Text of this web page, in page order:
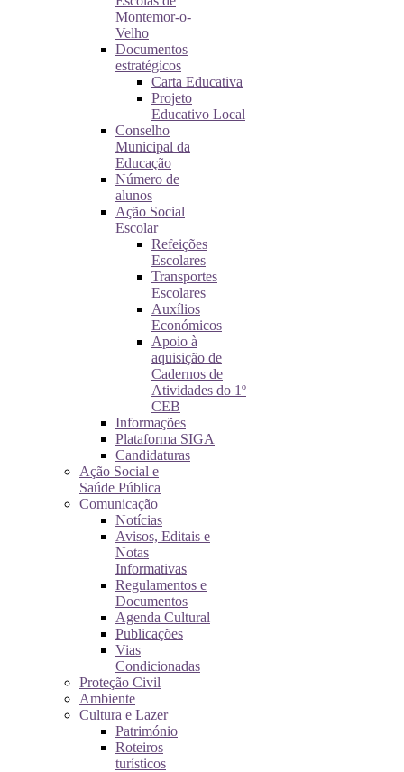
Montemor-o-
Velho
Documentos
estratégicos
Carta Educativa
Projeto
Educativo Local
Conselho
Municipal da
Educação
Número de
alunos
Ação Social
Escolar
Refeições
Escolares
Transportes
Escolares
Auxílios
Económicos
Apoio à
aquisição de
Cadernos de
Atividades do 1º
CEB
Informações
Plataforma SIGA
Candidaturas
Ação Social e
Saúde Pública
Comunicação
Notícias
Avisos, Editais e
Notas
Informativas
Regulamentos e
Documentos
Agenda Cultural
Publicações
Vias
Condicionadas
Proteção Civil
Ambiente
Cultura e Lazer
Património
Roteiros
turísticos